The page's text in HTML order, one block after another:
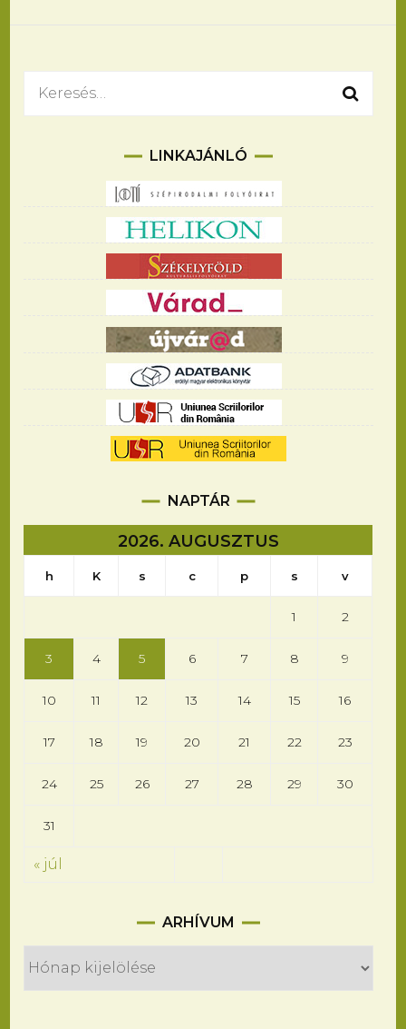
Keresés:
LINKAJÁNLÓ
NAPTÁR
2026. AUGUSZTUS
h K s c p s v
1 2
3 4 5 6 7 8 9
10 11 12 13 14 15 16
17 18 19 20 21 22 23
24 25 26 27 28 29 30
31
« júl
ARHÍVUM
Arhívum